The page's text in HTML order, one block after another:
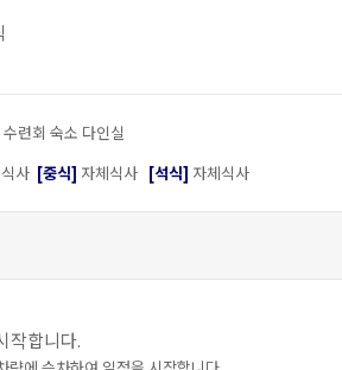
련회 숙소 다인실
사 [중식] 자체식사 [석식] 자체식사
작합니다.